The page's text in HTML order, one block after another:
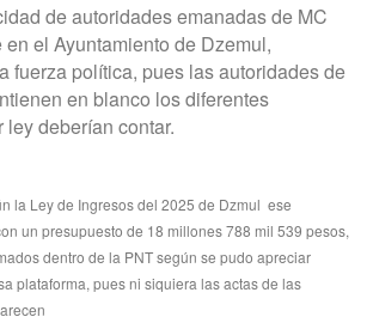
de autoridades emanadas de MC
el Ayuntamiento de Dzemul,
fuerza política, pues las autoridades de
en blanco los diferentes
deberían contar.
la Ley de Ingresos del 2025 de Dzmul ese
un presupuesto de 18 millones 788 mil 539 pesos,
dentro de la PNT según se pudo apreciar
plataforma, pues ni siquiera las actas de las